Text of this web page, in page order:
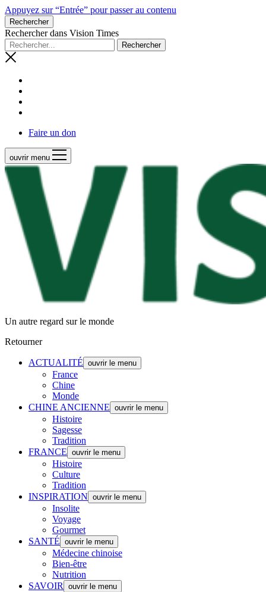
Appuyez sur “Entrée” pour passer au contenu
Rechercher
Rechercher dans Vision Times
Faire un don
ouvrir menu
Un autre regard sur le monde
Retourner
ACTUALITÉ ouvrir le menu
France
Chine
Monde
CHINE ANCIENNE ouvrir le menu
Histoire
Sagesse
Tradition
FRANCE ouvrir le menu
Histoire
Culture
Tradition
INSPIRATION ouvrir le menu
Insolite
Voyage
Gourmet
SANTÉ ouvrir le menu
Médecine chinoise
Bien-être
Nutrition
SAVOIR
ouvrir le menu